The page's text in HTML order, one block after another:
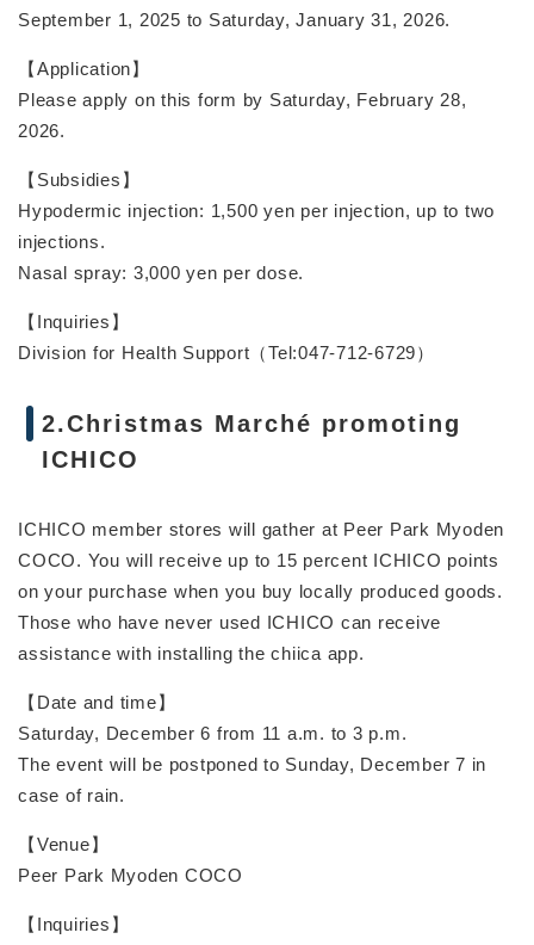
September 1, 2025 to Saturday, January 31, 2026.
【Application】
Please apply on this form by Saturday, February 28,
2026.
【Subsidies】
Hypodermic injection: 1,500 yen per injection, up to two
injections.
Nasal spray: 3,000 yen per dose.
【Inquiries】
Division for Health Support（Tel:047-712-6729）
2.Christmas Marché promoting
ICHICO
ICHICO member stores will gather at Peer Park Myoden
COCO. You will receive up to 15 percent ICHICO points
on your purchase when you buy locally produced goods.
Those who have never used ICHICO can receive
assistance with installing the chiica app.
【Date and time】
Saturday, December 6 from 11 a.m. to 3 p.m.
The event will be postponed to Sunday, December 7 in
case of rain.
【Venue】
Peer Park Myoden COCO
【Inquiries】